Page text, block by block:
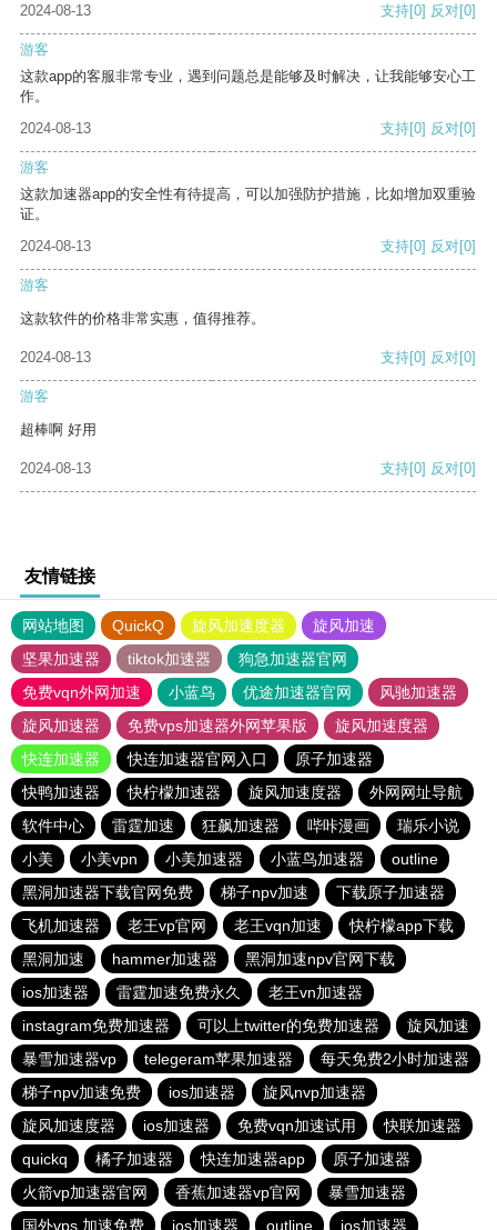
2024-08-13
支持[0] 反对[0]
游客
这款app的客服非常专业，遇到问题总是能够及时解决，让我能够安心工
作。
2024-08-13
支持[0] 反对[0]
游客
这款加速器app的安全性有待提高，可以加强防护措施，比如增加双重验
证。
2024-08-13
支持[0] 反对[0]
游客
这款软件的价格非常实惠，值得推荐。
2024-08-13 支持[0] 反对[0]
游客
超棒啊 好用
2024-08-13 支持[0] 反对[0]
友情链接
网站地图 QuickQ 旋风加速度器
旋风加速
坚果加速器
tiktok加速器
狗急加速器官网
免费vqn外网加速
小蓝鸟 优途加速器官网
风驰加速器
旋风加速器
免费vps加速器外网苹果版
旋风加速度器
快连加速器
快连加速器官网入口
原子加速器
快鸭加速器
快柠檬加速器 旋风加速度器
外网网址导航
软件中心
雷霆加速 狂飙加速器 哔咔漫画
瑞乐小说
小美
小美vpn 小美加速器 小蓝鸟加速器
outline
黑洞加速器下载官网免费
梯子npv加速
下载原子加速器
飞机加速器
老王vp官网 老王vqn加速
快柠檬app下载
黑洞加速
hammer加速器
黑洞加速npv官网下载
ios加速器
雷霆加速免费永久
老王vn加速器
instagram免费加速器
可以上twitter的免费加速器
旋风加速
暴雪加速器vp
telegeram苹果加速器
每天免费2小时加速器
梯子npv加速免费
ios加速器
旋风nvp加速器
旋风加速度器
ios加速器 免费vqn加速试用
快联加速器
quickq
橘子加速器 快连加速器app
原子加速器
火箭vp加速器官网
香蕉加速器vp官网
暴雪加速器
国外vps 加速免费
ios加速器 outline ios加速器